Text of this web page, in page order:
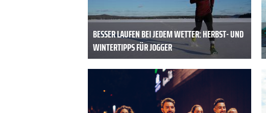
BESSER LAUFEN BEI JEDEM WETTER: HERBST- UND
WINTERTIPPS FÜR JOGGER